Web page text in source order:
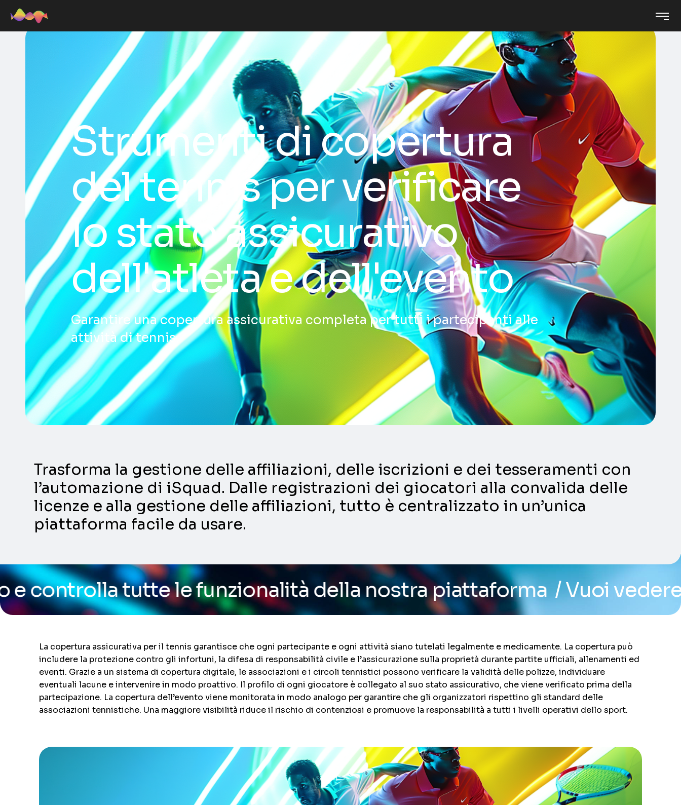
Strumenti di copertura
del tennis per verificare
lo stato assicurativo
dell'atleta e dell'evento
Garantire una copertura assicurativa completa per tutti i partecipanti alle
attività di tennis.
Trasforma la gestione delle affiliazioni, delle iscrizioni e dei tesseramenti con
l’automazione di iSquad. Dalle registrazioni dei giocatori alla convalida delle
licenze e alla gestione delle affiliazioni, tutto è centralizzato in un’unica
piattaforma facile da usare.
le funzionalità della nostra piattaforma/ Vuoi vedere il
La copertura assicurativa per il tennis garantisce che ogni partecipante e ogni attività siano tutelati legalmente e medicamente. La copertura può
includere la protezione contro gli infortuni, la difesa di responsabilità civile e l’assicurazione sulla proprietà durante partite ufficiali, allenamenti ed
eventi. Grazie a un sistema di copertura digitale, le associazioni e i circoli tennistici possono verificare la validità delle polizze, individuare
eventuali lacune e intervenire in modo proattivo. Il profilo di ogni giocatore è collegato al suo stato assicurativo, che viene verificato prima della
partecipazione. La copertura dell’evento viene monitorata in modo analogo per garantire che gli organizzatori rispettino gli standard delle
associazioni tennistiche. Una maggiore visibilità riduce il rischio di contenziosi e promuove la responsabilità a tutti i livelli operativi dello sport.